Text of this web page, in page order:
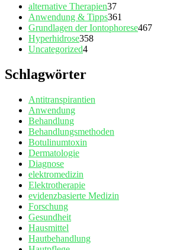
alternative Therapien37
Anwendung & Tipps361
Grundlagen der Iontophorese467
Hyperhidrose358
Uncategorized4
Schlagwörter
Antitranspirantien
Anwendung
Behandlung
Behandlungsmethoden
Botulinumtoxin
Dermatologie
Diagnose
elektromedizin
Elektrotherapie
evidenzbasierte Medizin
Forschung
Gesundheit
Hausmittel
Hautbehandlung